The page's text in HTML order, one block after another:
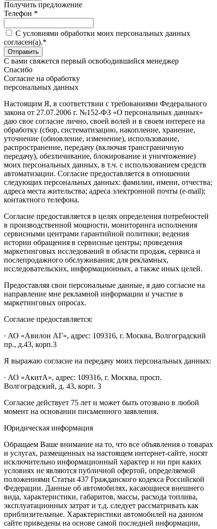
Получить предложение
Телефон *
C условиями обработки моих персональных данных
согласен(а).*
С вами свяжется первый освободившийся менеджер
Спасибо
Согласие на обработку
персональных данных
Настоящим Я, в соответствии с требованиями Федерального
закона от 27.07.2006 г. №152-ФЗ «О персональных данных»
даю свое согласие лично, своей волей и в своем интересе на
обработку (сбор, систематизацию, накопление, хранение,
уточнение (обновление, изменение), использование,
распространение, передачу (включая трансграничную
передачу), обезличивание, блокирование и уничтожение)
моих персональных данных, в т.ч. с использованием средств
автоматизации. Согласие предоставляется в отношении
следующих персональных данных: фамилии, имени, отчества;
адреса места жительства; адреса электронной почты (e-mail);
контактного телефона.
Согласие предоставляется в целях определения потребностей
в производственной мощности, мониторинга исполнения
сервисными центрами гарантийной политики; ведения
истории обращения в сервисные центры; проведения
маркетинговых исследований в области продаж, сервиса и
послепродажного обслуживания; для рекламных,
исследовательских, информационных, а также иных целей.
Предоставляя свои персональные данные, я даю согласие на
направление мне рекламной информации и участие в
маркетинговых опросах.
Согласие предоставляется:
∙ АО «Авилон АГ», адрес: 109316, г. Москва, Волгоградский
пр., д.43, корп.3
Я выражаю согласие на передачу моих персональных данных:
∙ АО «АкитА», адрес: 109316, г. Москва, просп.
Волгоградский, д. 43, корп. 3
Согласие действует 75 лет и может быть отозвано в любой
момент на основании письменного заявления.
Юридическая информация
Обращаем Ваше внимание на то, что все объявления о товарах
и услугах, размещенных на настоящем интернет-сайте, носят
исключительно информационный характер и ни при каких
условиях не являются публичной офертой, определяемой
положениями Статьи 437 Гражданского кодекса Российской
Федерации. Данные об автомобилях, касающиеся внешнего
вида, характеристики, габаритов, массы, расхода топлива,
эксплуатационных затрат и т.д. следует рассматривать как
приблизительные. Характеристики автомобилей на данном
сайте приведены на основе самой последней информации,